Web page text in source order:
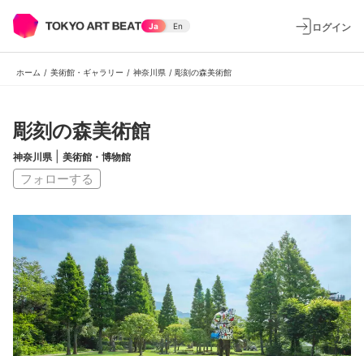
Ja En ログイン
ホーム / 美術館・ギャラリー / 神奈川県 / 彫刻の森美術館
彫刻の森美術館
神奈川県 美術館・博物館
フォローする